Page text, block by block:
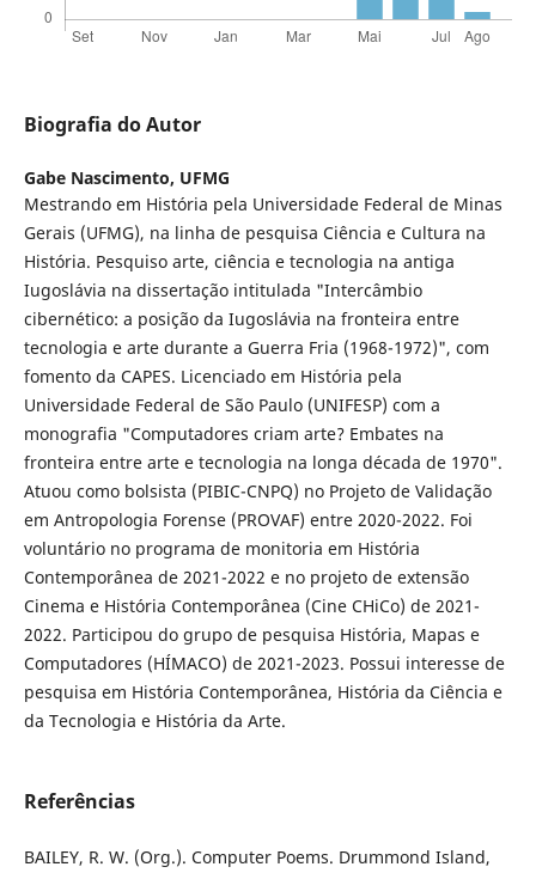
Biografia do Autor
Gabe Nascimento, UFMG
Mestrando em História pela Universidade Federal de Minas
Gerais (UFMG), na linha de pesquisa Ciência e Cultura na
História. Pesquiso arte, ciência e tecnologia na antiga
Iugoslávia na dissertação intitulada "Intercâmbio
cibernético: a posição da Iugoslávia na fronteira entre
tecnologia e arte durante a Guerra Fria (1968-1972)", com
fomento da CAPES. Licenciado em História pela
Universidade Federal de São Paulo (UNIFESP) com a
monografia "Computadores criam arte? Embates na
fronteira entre arte e tecnologia na longa década de 1970".
Atuou como bolsista (PIBIC-CNPQ) no Projeto de Validação
em Antropologia Forense (PROVAF) entre 2020-2022. Foi
voluntário no programa de monitoria em História
Contemporânea de 2021-2022 e no projeto de extensão
Cinema e História Contemporânea (Cine CHiCo) de 2021-
2022. Participou do grupo de pesquisa História, Mapas e
Computadores (HÍMACO) de 2021-2023. Possui interesse de
pesquisa em História Contemporânea, História da Ciência e
da Tecnologia e História da Arte.
Referências
BAILEY, R. W. (Org.). Computer Poems. Drummond Island,